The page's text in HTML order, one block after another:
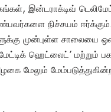
இன்டராக்டிவ்
நிச்சயம் ஈர்க்கும்.
முன்புள்ள சாலையை
ஹெட்லைட்’ மற்றும்
மேலும்